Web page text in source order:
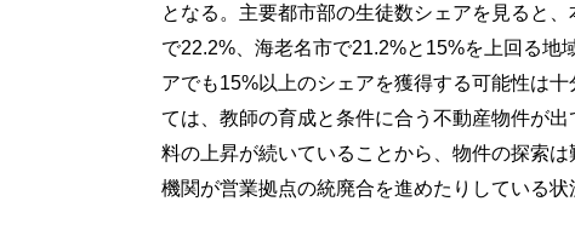
となる。主要都市部の生徒数シェアを見ると
で22.2%、海老名市で21.2%と15%を上回る地
アでも15%以上のシェアを獲得する可能性は
ては、教師の育成と条件に合う不動産物件が
料の上昇が続いていることから、物件の探索
機関が営業拠点の統廃合を進めたりしている状